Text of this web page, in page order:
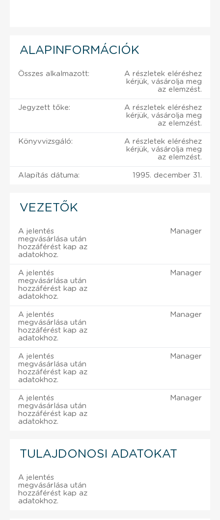
ALAPINFORMÁCIÓK
Összes alkalmazott:
A részletek eléréshez
kérjük, vásárolja meg
az elemzést.
Jegyzett tőke:
A részletek eléréshez
kérjük, vásárolja meg
az elemzést.
Könyvvizsgáló:
A részletek eléréshez
kérjük, vásárolja meg
az elemzést.
Alapítás dátuma: 1995. december 31.
VEZETŐK
A jelentés
megvásárlása után
hozzáférést kap az
adatokhoz.
Manager
A jelentés
megvásárlása után
hozzáférést kap az
adatokhoz.
Manager
A jelentés
megvásárlása után
hozzáférést kap az
adatokhoz.
Manager
A jelentés
megvásárlása után
hozzáférést kap az
adatokhoz.
Manager
A jelentés
megvásárlása után
hozzáférést kap az
adatokhoz.
Manager
TULAJDONOSI ADATOKAT
A jelentés
megvásárlása után
hozzáférést kap az
adatokhoz.